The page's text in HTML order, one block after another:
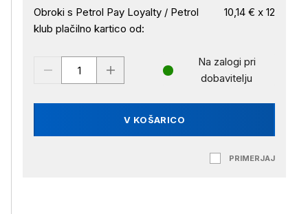
Obroki s Petrol Pay Loyalty / Petrol
klub plačilno kartico od:
10,14 € x 12
V KOŠARICO
Na zalogi pri
dobavitelju
PRIMERJAJ